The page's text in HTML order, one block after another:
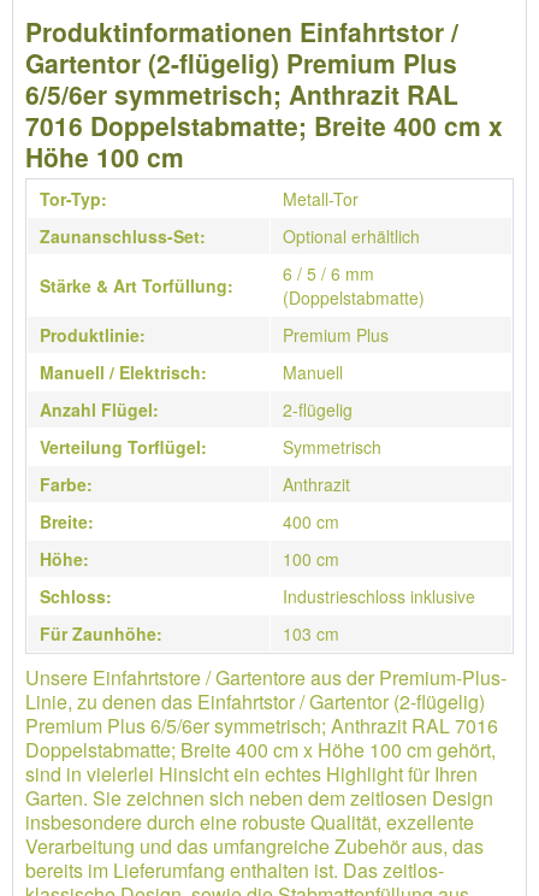
Produktinformationen Einfahrtstor /
Gartentor (2-flügelig) Premium Plus
6/5/6er symmetrisch; Anthrazit RAL
7016 Doppelstabmatte; Breite 400 cm x
Höhe 100 cm
Tor-Typ:
Metall-Tor
Zaunanschluss-Set:
Optional erhältlich
Stärke & Art Torfüllung:
6 / 5 / 6 mm
(Doppelstabmatte)
Produktlinie:
Premium Plus
Manuell / Elektrisch:
Manuell
Anzahl Flügel:
2-flügelig
Verteilung Torflügel:
Symmetrisch
Farbe:
Anthrazit
Breite:
400 cm
Höhe:
100 cm
Schloss:
Industrieschloss inklusive
Für Zaunhöhe:
103 cm
Unsere Einfahrtstore / Gartentore aus der Premium-Plus-
Linie, zu denen das Einfahrtstor / Gartentor (2-flügelig)
Premium Plus 6/5/6er symmetrisch; Anthrazit RAL 7016
Doppelstabmatte; Breite 400 cm x Höhe 100 cm gehört,
sind in vielerlei Hinsicht ein echtes Highlight für Ihren
Garten. Sie zeichnen sich neben dem zeitlosen Design
insbesondere durch eine robuste Qualität, exzellente
Verarbeitung und das umfangreiche Zubehör aus, das
bereits im Lieferumfang enthalten ist. Das zeitlos-